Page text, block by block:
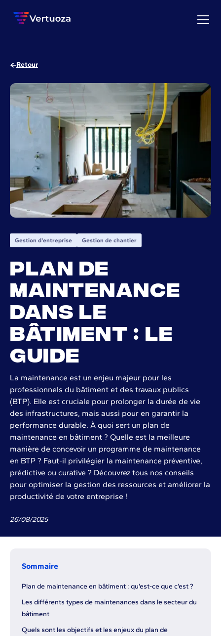
Retour
Gestion d'entreprise Gestion de chantier
Plan de
maintenance
dans le
bâtiment : le
guide
La maintenance est un enjeu majeur pour les
professionnels du bâtiment et des travaux publics
(BTP). Elle est cruciale pour prolonger la durée de vie
des infrastructures, mais aussi pour en garantir la
performance durable. À quoi sert un plan de
maintenance en bâtiment ? Quelle est la meilleure
manière de concevoir un programme de maintenance
en BTP ? Faut-il privilégier la maintenance préventive,
prédictive ou curative ? Découvrez tous nos conseils
pour optimiser la gestion des ressources et améliorer la
productivité de votre entreprise !
26/08/2025
Sommaire
Plan de maintenance en bâtiment : qu’est-ce que c’est ?
Les différents types de maintenances dans le secteur du
bâtiment
Quels sont les objectifs et les enjeux du plan de